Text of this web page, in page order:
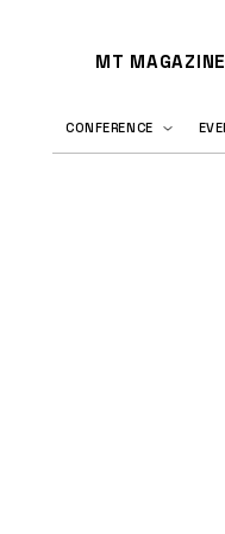
MT MAGAZINE
CONFERENCE